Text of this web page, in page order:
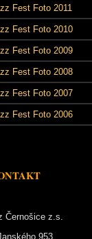
Fest Foto 2011
Fest Foto 2010
Fest Foto 2009
Fest Foto 2008
Fest Foto 2007
Fest Foto 2006
Černošice z.s.
953